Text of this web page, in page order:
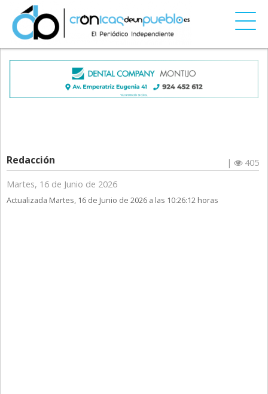
Redacción |
405
Martes, 16 de Junio de 2026
Actualizada Martes, 16 de Junio de 2026 a las 10:26:12 horas